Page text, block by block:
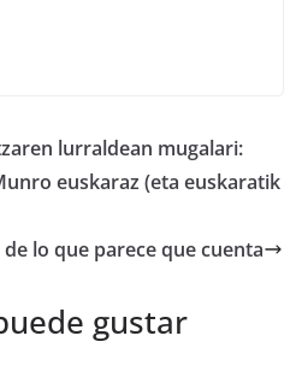
lurraldean mugalari:
euskaraz (eta euskaratik
lo que parece que cuenta
gustar